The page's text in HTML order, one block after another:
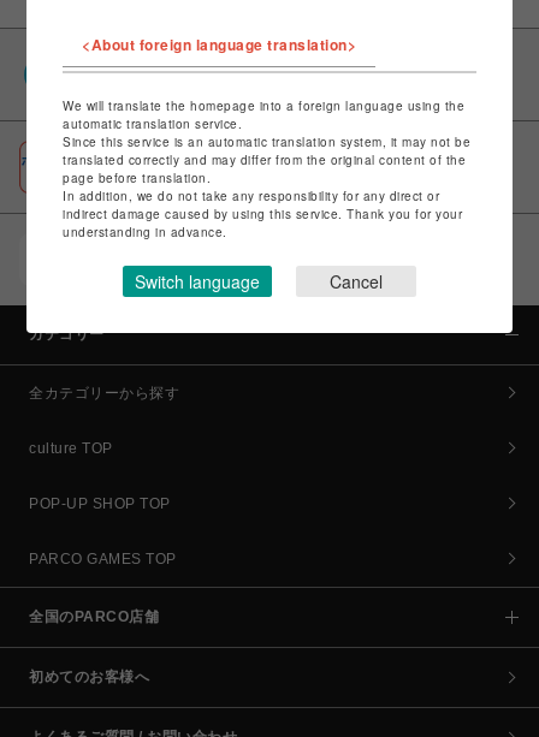
PARCOポイント
ポケパル払い
初回登録＆お買物で最大1,500円分のPARCOポイント進呈
コイン＆クーポンでPARCOでのお買い物がオトクに
カテゴリー
全カテゴリーから探す
culture TOP
POP-UP SHOP TOP
PARCO GAMES TOP
全国のPARCO店舗
初めてのお客様へ
<About foreign language translation>
We will translate the homepage into a foreign language using the
automatic translation service.
Since this service is an automatic translation system, it may not be
translated correctly and may differ from the original content of the
page before translation.
In addition, we do not take any responsibility for any direct or
indirect damage caused by using this service. Thank you for your
understanding in advance.
Switch language Cancel